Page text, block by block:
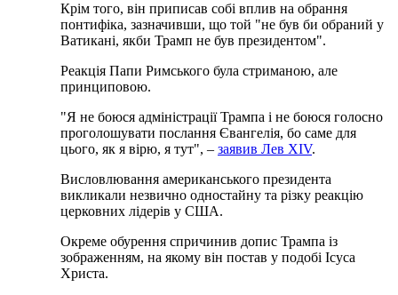
Крім того, він приписав собі вплив на обрання
понтифіка, зазначивши, що той "не був би обраний у
Ватикані, якби Трамп не був президентом".
Реакція Папи Римського була стриманою, але
принциповою.
"Я не боюся адміністрації Трампа і не боюся голосно
проголошувати послання Євангелія, бо саме для
цього, як я вірю, я тут", – заявив Лев XIV.
Висловлювання американського президента
викликали незвично одностайну та різку реакцію
церковних лідерів у США.
Окреме обурення спричинив допис Трампа із
зображенням, на якому він постав у подобі Ісуса
Христа.